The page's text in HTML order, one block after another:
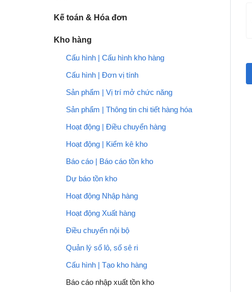
Kế toán & Hóa đơn
Kho hàng
Cấu hình | Cấu hình kho hàng
Cấu hình | Đơn vị tính
Sản phẩm | Vị trí mở chức năng
Sản phẩm | Thông tin chi tiết hàng hóa
Hoạt động | Điều chuyển hàng
Hoạt động | Kiểm kê kho
Báo cáo | Báo cáo tồn kho
Dự báo tồn kho
Hoạt động Nhập hàng
Hoạt động Xuất hàng
Điều chuyển nội bộ
Quản lý số lô, số sê ri
Cấu hình | Tạo kho hàng
Báo cáo nhập xuất tồn kho